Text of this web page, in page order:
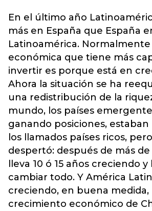
En el último año
más en España que España
Latinoamérica. Normalmente
económica que tiene más
invertir es porque está en
Ahora la situación se ha
una redistribución de la
mundo, los países
ganando posiciones, estaban
los llamados países ricos,
despertó: después de más
lleva 10 ó 15 años creciendo
cambiar todo. Y América
creciendo, en buena medida,
crecimiento económico de